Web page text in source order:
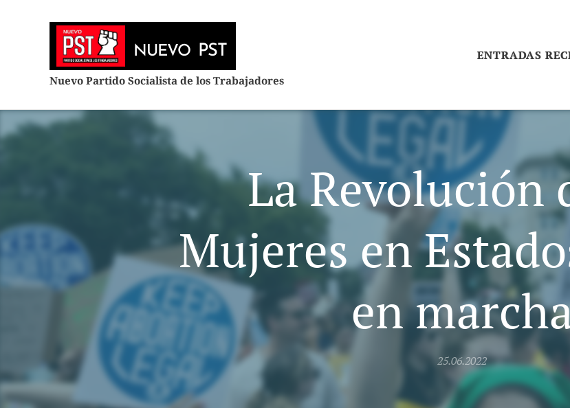
NUEVO PST
Nuevo Partido Socialista de los Trabajadores
ENTRADAS
La Revolución
Mujeres en
en
25.06.2022